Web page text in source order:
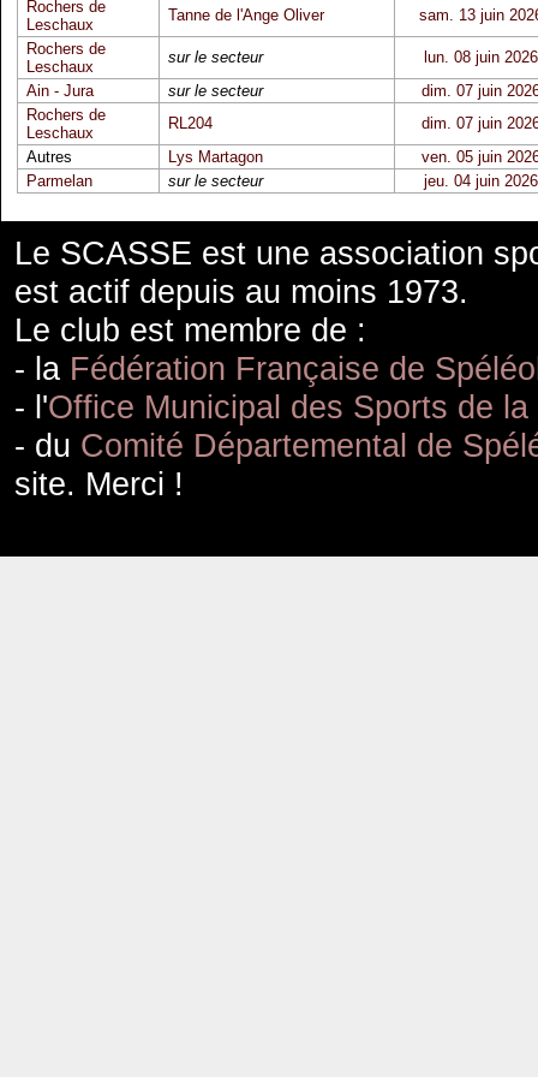
Rochers de
Leschaux
Tanne de l'Ange Oliver
sam. 13 juin
Rochers de
Leschaux
sur le secteur
lun. 08 juin 2026
Ain - Jura
sur le secteur
dim. 07 juin
Rochers de
Leschaux
RL204
dim. 07 juin
Autres
Lys Martagon
ven. 05 juin
Parmelan
sur le secteur jeu. 04 juin 2026
Le SCASSE est une association
est actif depuis au moins 1973.
Le club est membre de :
- la Fédération Française de
- l'Office Municipal des Sports de
- du Comité Départemental de
site. Merci !